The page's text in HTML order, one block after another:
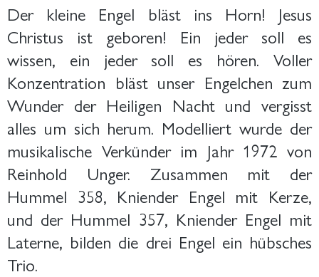
Der kleine Engel bläst ins Horn! Jesus
Christus ist geboren! Ein jeder soll es
wissen, ein jeder soll es hören. Voller
Konzentration bläst unser Engelchen zum
Wunder der Heiligen Nacht und vergisst
alles um sich herum. Modelliert wurde der
musikalische Verkünder im Jahr 1972 von
Reinhold Unger. Zusammen mit der
Hummel 358, Kniender Engel mit Kerze,
und der Hummel 357, Kniender Engel mit
Laterne, bilden die drei Engel ein hübsches
Trio.